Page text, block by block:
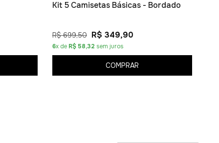
Kit 5 Camisetas Básicas - Bordado
R$ 699,50 R$ 349,90
6x de R$ 58,32 sem juros
COMPRAR